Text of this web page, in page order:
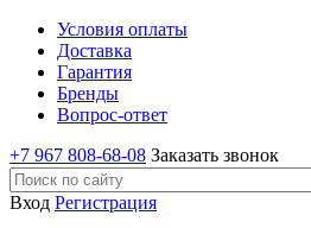
Условия оплаты
Доставка
Гарантия
Бренды
Вопрос-ответ
+7 967 808-68-08 Заказать звонок
Вход Регистрация